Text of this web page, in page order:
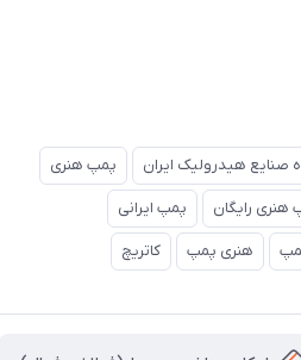
صنایع هیدرولیک ایران پمپ هنری
هنری رایگان پمپ ایرانی
هنری پمپ کاتریچ